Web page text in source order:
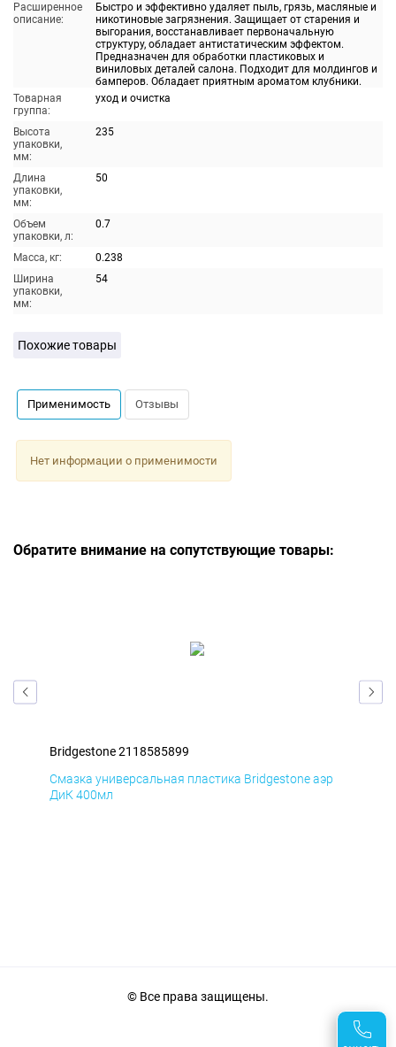
Расширенное
описание:
Быстро и эффективно удаляет пыль, грязь, масляные и
никотиновые загрязнения. Защищает от старения и
выгорания, восстанавливает первоначальную
структуру, обладает антистатическим эффектом.
Предназначен для обработки пластиковых и
виниловых деталей салона. Подходит для молдингов и
бамперов. Обладает приятным ароматом клубники.
Товарная
группа:
уход и очистка
Высота
упаковки,
мм:
235
Длина
упаковки,
мм:
50
Объем
упаковки, л:
0.7
Масса, кг:
0.238
Ширина
упаковки,
мм:
54
Похожие товары
Применимость Отзывы
Нет информации о применимости
Обратите внимание на сопутствующие товары:
Bridgestone 2118585899
Смазка универсальная пластика Bridgestone аэр
ДиК 400мл
© Все права защищены.